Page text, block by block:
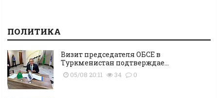
ПОЛИТИКА
Визит председателя ОБСЕ в
Туркменистан подтверждае...
05/08 20:11 34 0